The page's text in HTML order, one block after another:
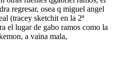
regresar, osea q miguel angel
(tracey sketchit en la 2ª
el lugar de gabo ramos como la
a vaina mala,